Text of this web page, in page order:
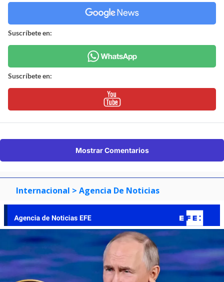
Suscríbete en:
Suscríbete en:
Mostrar Comentarios
Internacional > Agencia De Noticias